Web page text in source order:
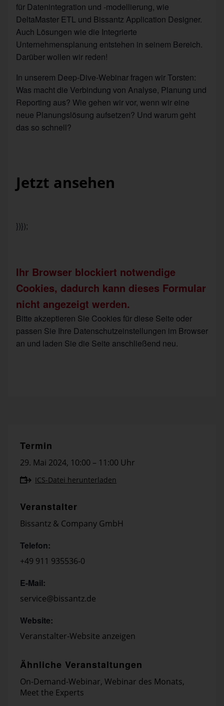
für Datenintegration und -modellierung, wie
DeltaMaster ETL und Bissantz Application Designer.
Auch Lösungen wie die Integrierte
Unternehmensplanung entstehen in seinem Bereich.
Darüber wollen wir reden!
In unserem Deep-Dive-Webinar fragen wir Torsten:
Was macht die Verbindung von Analyse, Planung und
Reporting aus? Wie gehen wir vor, wenn wir eine
neue Planungslösung aufsetzen? Und warum geht
das so schnell?
Jetzt ansehen
})});
Ihr Browser blockiert notwendige
Cookies, dadurch kann dieses Formular
nicht angezeigt werden.
Bitte akzeptieren Sie Cookies für diese Seite oder
passen Sie Ihre Datenschutzeinstellungen im Browser
an und laden Sie die Seite anschließend neu.
Termin
29. Mai 2024, 10:00 – 11:00 Uhr
ICS-Datei herunterladen
Veranstalter
Bissantz & Company GmbH
Telefon:
+49 911 935536-0
E-Mail:
service@bissantz.de
Website:
Veranstalter-Website anzeigen
Ähnliche Veranstaltungen
On-Demand-Webinar, Webinar des Monats,
Meet the Experts